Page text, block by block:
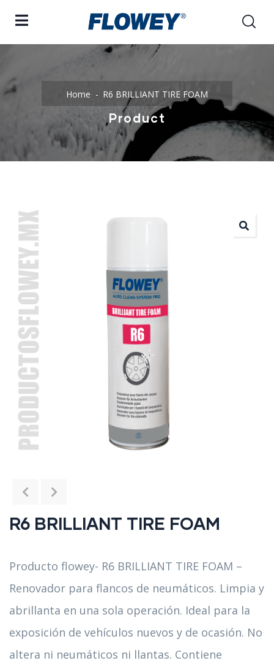
Home R6 BRILLIANT TIRE FOAM
Product
R6 BRILLIANT TIRE FOAM
Producto flowey- R6 BRILLIANT TIRE FOAM –
Renovador para flancos de neumáticos. Limpia y
abrillanta en una sola operación. Ideal para la
exposición de vehículos nuevos y de ocasión. No
altera ni neumáticos ni llantas. Contiene